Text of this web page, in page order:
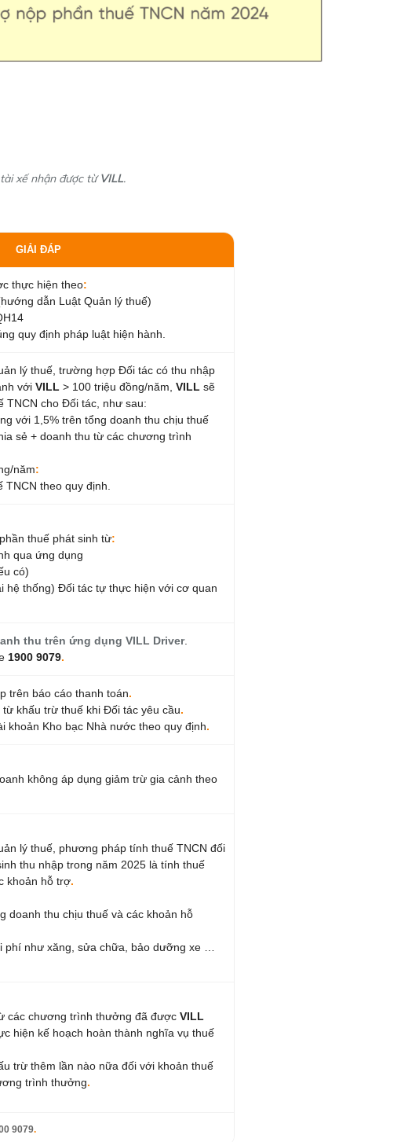
xế nhận được từVILL.
GIẢI ĐÁP
thực hiện theo:
dẫn Luật Quản lý thuế)
quy định pháp luật hiện hành.
lý thuế, trường hợp Đối tác có thu nhập
với VILL > 100 triệu đồng/năm, VILL sẽ
TNCN cho Đối tác, như sau:
với 1,5% trên tổng doanh thu chịu thuế
sẻ + doanh thu từ các chương trình
năm:
theo quy định.
thuế phát sinh từ:
qua ứng dụng
có)
hệ thống) Đối tác tự thực hiện với cơ quan
thu trên ứng dụng VILL Driver.
1900 9079.
trên báo cáo thanh toán.
khấu trừ thuế khi Đối tác yêu cầu.
khoản Kho bạc Nhà nước theo quy định.
không áp dụng giảm trừ gia cảnh theo
lý thuế, phương pháp tính thuế TNCN đối
thu nhập trong năm 2025 là tính thuế
khoản hỗ trợ.
doanh thu chịu thuế và các khoản hỗ
phí như xăng, sửa chữa, bảo dưỡng xe …
các chương trình thưởng đã được VILL
hiện kế hoạch hoàn thành nghĩa vụ thuế
trừ thêm lần nào nữa đối với khoản thuế
trình thưởng.
9079.